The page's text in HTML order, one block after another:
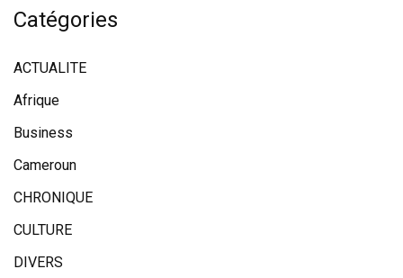
Catégories
ACTUALITE
Afrique
Business
Cameroun
CHRONIQUE
CULTURE
DIVERS